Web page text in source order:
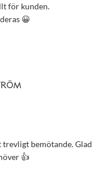
för kunden.
😀
bemötande. Glad
👍